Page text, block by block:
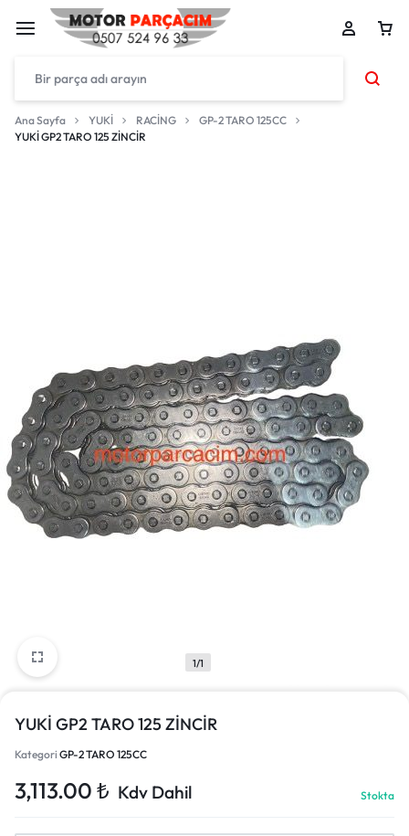
Ana Sayfa YUKİ RACİNG
GP-2 TARO 125CC
YUKİ GP2 TARO 125 ZİNCİR
1/1
YUKİ GP2 TARO 125 ZİNCİR
Kategori GP-2 TARO 125CC
3,113.00 ₺ Kdv Dahil Stokta